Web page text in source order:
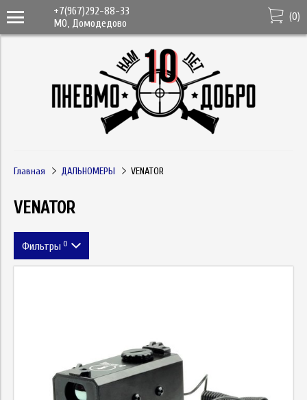
+7(967)292-88-33
МО, Домодедово
(0)
Главная ДАЛЬНОМЕРЫ VENATOR
VENATOR
Фильтры 0